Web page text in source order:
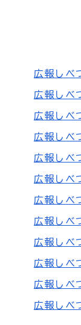
広報しべ
広報しべ
広報しべ
広報しべ
広報しべ
広報しべ
広報しべ
広報しべ
広報しべ
広報しべ
広報しべ
広報しべ